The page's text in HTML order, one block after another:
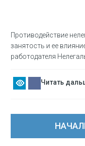
Противодействие
занятость и ее
работодателя
Читать